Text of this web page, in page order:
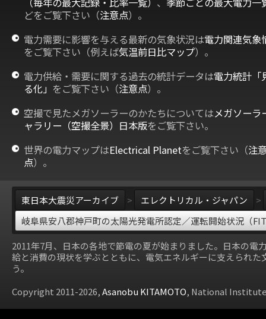
どをご覧下さい（注意点）。
電力需要に影響を与える最新の気象状況は電力関連気象
をご覧下さい（例えば気温前日比マップ）。
電力供給・需要に関する過去の統計データは電力統計「
る化」 をご覧下さい（注意点）。
空撮で見たメガソーラーのかたちについてはメガソーラ
ャラリー（空撮全景）日本版をご覧下さい。
世界の電力マップはElectrical Planetをご覧下さい（注
点）。
東日本大震災アーカイブ > エレクトリカル・ジャパン
>
岐阜県安八郡神戸町の太陽光発電所認定／運転開始状況（
2011年7月、日本の各地で節電の夏が始まりました。日本の電
給と消費の現状を学ぶとともに、電気エネルギーに支えられた
う。
Copyright 2011-2026,Asanobu KITAMOTO, National